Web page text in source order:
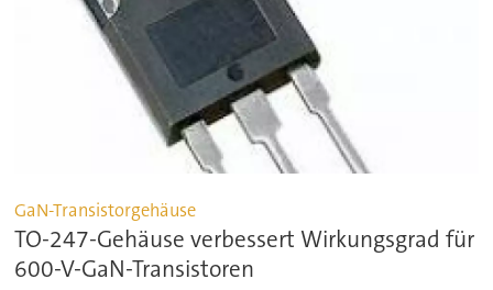
GaN-Transistorgehäuse
TO-247-Gehäuse verbessert Wirkungsgrad für
600-V-GaN-Transistoren